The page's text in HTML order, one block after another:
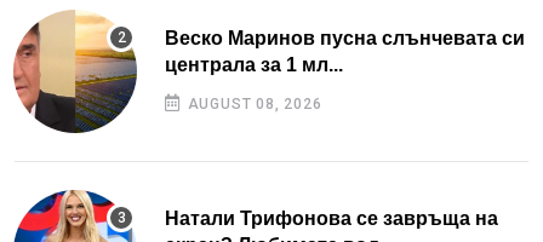
Веско Маринов пусна слънчевата си
централа за 1 мл...
AUGUST 08, 2026
Натали Трифонова се завръща на